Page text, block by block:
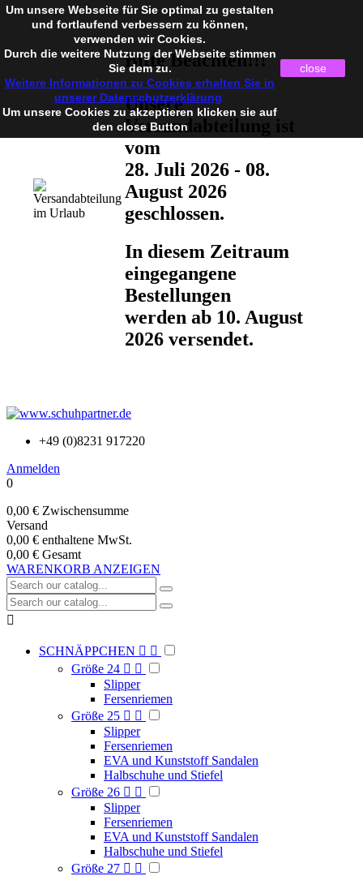
Bitte Beachten!!!
Unsere
Versandabteilung ist
vom
28. Juli 2026 - 08.
August 2026
geschlossen.
In diesem Zeitraum
eingegangene
Bestellungen
werden ab 10. August
2026 versendet.
+49 (0)8231 917220
Anmelden
0
0,00 € Zwischensumme
Versand
0,00 € enthaltene MwSt.
0,00 € Gesamt
WARENKORB ANZEIGEN

SCHNÄPPCHEN  
Größe 24  
Slipper
Fersenriemen
Größe 25  
Slipper
Fersenriemen
EVA und Kunststoff Sandalen
Halbschuhe und Stiefel
Größe 26  
Slipper
Fersenriemen
EVA und Kunststoff Sandalen
Halbschuhe und Stiefel
Größe 27  
Um unsere Webseite für Sie optimal zu gestalten
und fortlaufend verbessern zu können,
verwenden wir Cookies.
Durch die weitere Nutzung der Webseite stimmen
Sie dem zu.
Weitere Informationen zu Cookies erhalten Sie in
unserer Datenschutzerklärung
Um unsere Cookies zu akzeptieren klicken sie auf
den close Button
close